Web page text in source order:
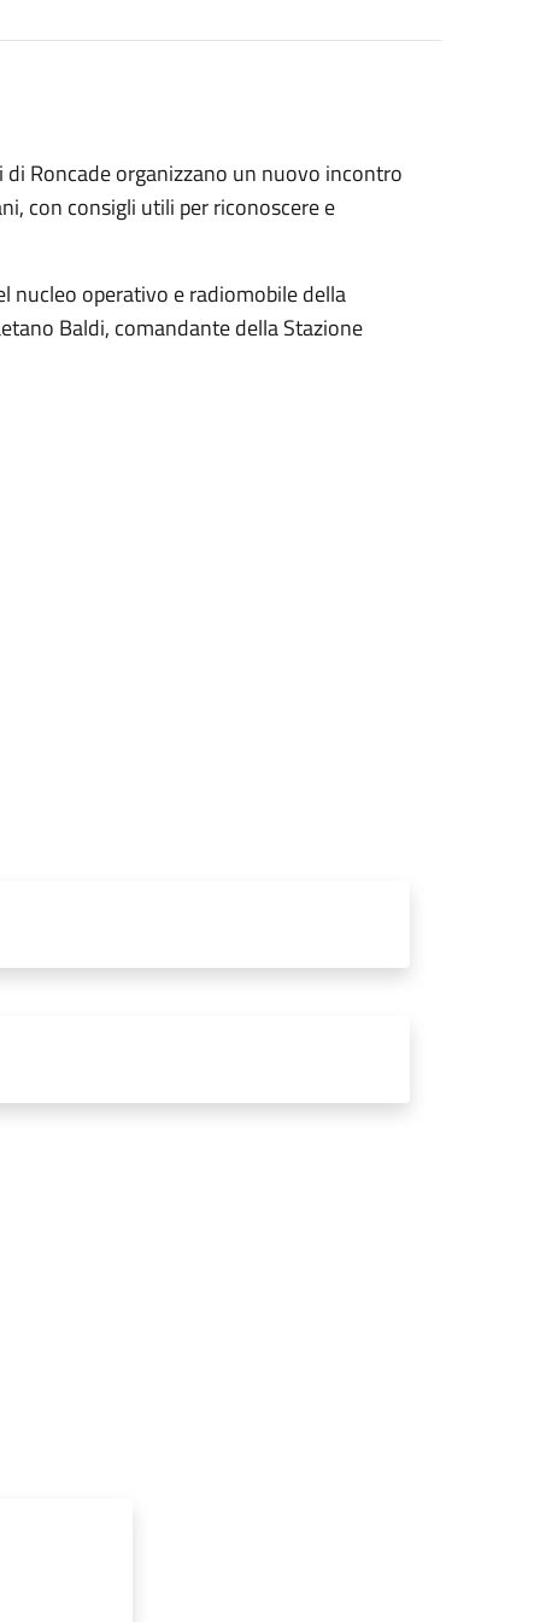
Roncade organizzano un nuovo incontro
con consigli utili per riconoscere e
nucleo operativo e radiomobile della
Baldi, comandante della Stazione